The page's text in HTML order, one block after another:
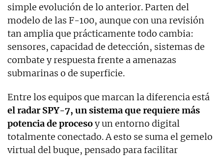
simple evolución de lo anterior. Parten del
modelo de las F-100, aunque con una revisión
tan amplia que prácticamente todo cambia:
sensores, capacidad de detección, sistemas de
combate y respuesta frente a amenazas
submarinas o de superficie.
Entre los equipos que marcan la diferencia está
el radar SPY-7, un sistema que requiere más
potencia de procesoy un entorno digital
totalmente conectado. A esto se suma el gemelo
virtual del buque, pensado para facilitar